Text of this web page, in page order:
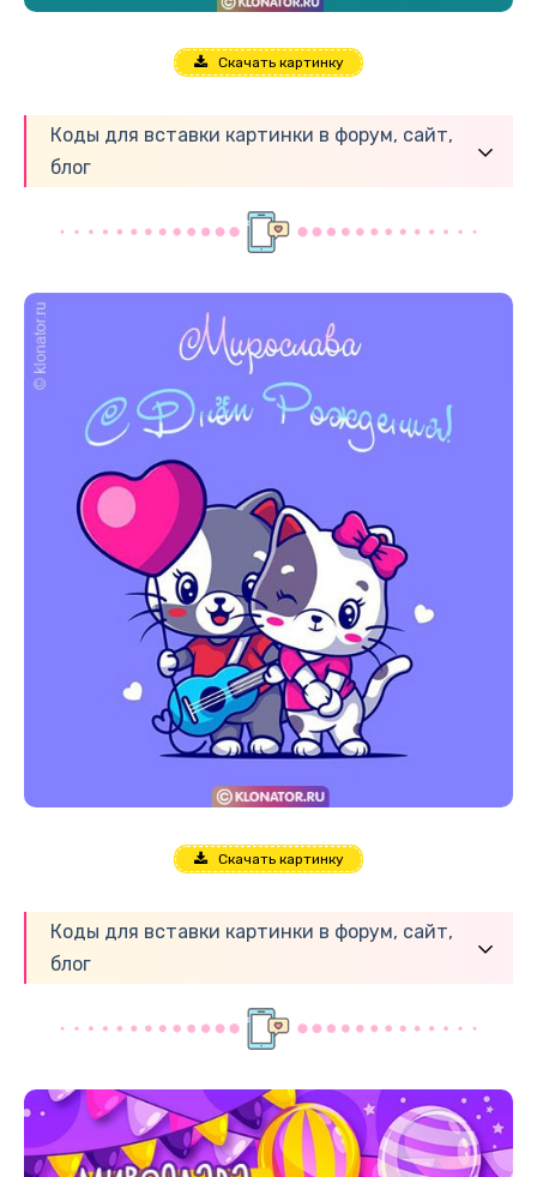
Скачать картинку
Коды для вставки картинки в форум, сайт,
блог
Скачать картинку
Коды для вставки картинки в форум, сайт,
блог